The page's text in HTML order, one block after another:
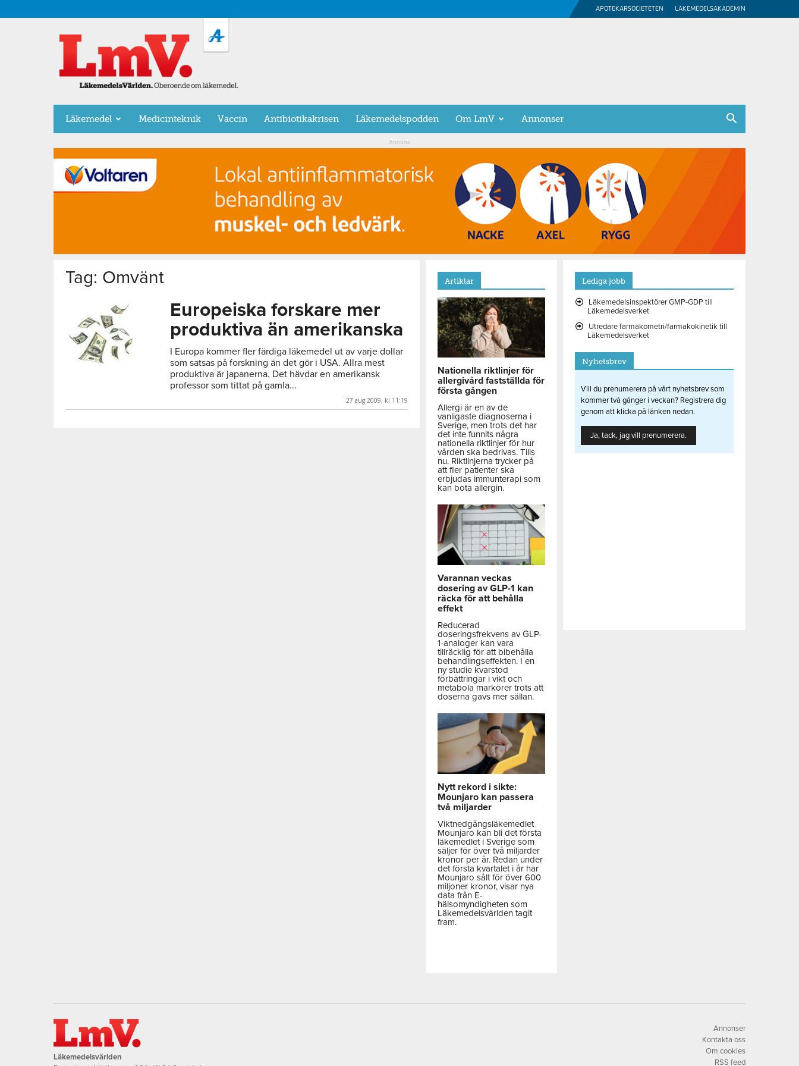
APOTEKARSOCIETETEN LÄKEMEDELSAKADEMIN
LäkemedelsVärlden
Läkemedel Medicinteknik Vaccin Antibiotikakrisen Läkemedelspodden Om LmV Annonser
Annons
Tag: Omvänt
Europeiska forskare mer
produktiva än amerikanska
I Europa kommer fler färdiga läkemedel ut av varje dollar
som satsas på forskning än det gör i USA. Allra mest
produktiva är japanerna. Det hävdar en amerikansk
professor som tittat på gamla...
27 aug 2009, kl 11:19
Artiklar
Nationella riktlinjer för
allergivård fastställda för
första gången
Allergi är en av de
vanligaste diagnoserna i
Sverige, men trots det har
det inte funnits några
nationella riktlinjer för hur
vården ska bedrivas. Tills
nu. Riktlinjerna trycker på
att fler patienter ska
erbjudas immunterapi som
kan bota allergin.
Varannan veckas
dosering av GLP-1 kan
räcka för att behålla
effekt
Reducerad
doseringsfrekvens av GLP-
1-analoger kan vara
tillräcklig för att bibehålla
behandlingseffekten. I en
ny studie kvarstod
förbättringar i vikt och
metabola markörer trots att
doserna gavs mer sällan.
Nytt rekord i sikte:
Mounjaro kan passera
två miljarder
Viktnedgångsläkemedlet
Mounjaro kan bli det första
läkemedlet i Sverige som
säljer för över två miljarder
kronor per år. Redan under
det första kvartalet i år har
Mounjaro sålt för över 600
miljoner kronor, visar nya
data från E-
hälsomyndigheten som
Läkemedelsvärlden tagit
fram.
Lediga jobb
Läkemedelsinspektörer GMP-GDP till
Läkemedelsverket
Utredare farmakometri/farmakokinetik till
Läkemedelsverket
Nyhetsbrev
Vill du prenumerera på vårt nyhetsbrev som
kommer två gånger i veckan? Registrera dig
genom att klicka på länken nedan.
Ja, tack, jag vill prenumerera.
Läkemedelsvärlden
Annonser
Kontakta oss
Om cookies
RSS feed